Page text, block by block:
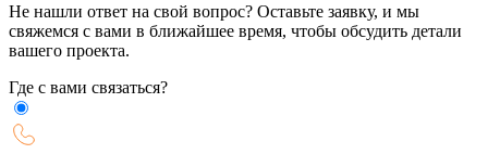
Не нашли ответ на свой вопрос? Оставьте заявку, и мы
свяжемся с вами в ближайшее время, чтобы обсудить детали
вашего проекта.
Где с вами связаться?